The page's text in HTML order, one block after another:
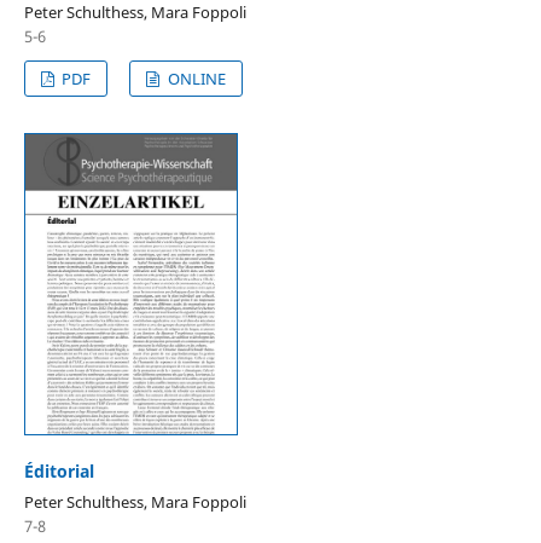
Peter Schulthess, Mara Foppoli
5-6
PDF
ONLINE
Éditorial
Peter Schulthess, Mara Foppoli
7-8